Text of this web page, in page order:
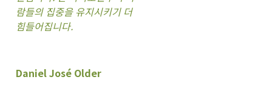
람들의 집중을 유지시키기 더
힘들어집니다.
Daniel José Older